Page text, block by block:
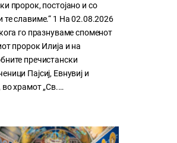
пророк, постојано и со
те славиме.“ 1 На 02.08.2026
го празнуваме споменот
пророк Илија и на
пречистански
Пајсиј, Евнувиј и
во храмот „Св.…